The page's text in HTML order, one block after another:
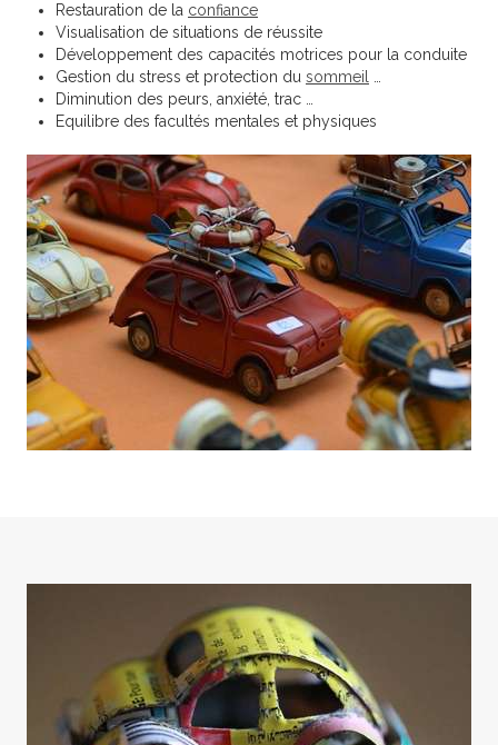
Restauration de la confiance
Visualisation de situations de réussite
Développement des capacités motrices pour la conduite
Gestion du stress et protection du sommeil
Diminution des peurs, anxiété, trac …
Equilibre des facultés mentales et physiques